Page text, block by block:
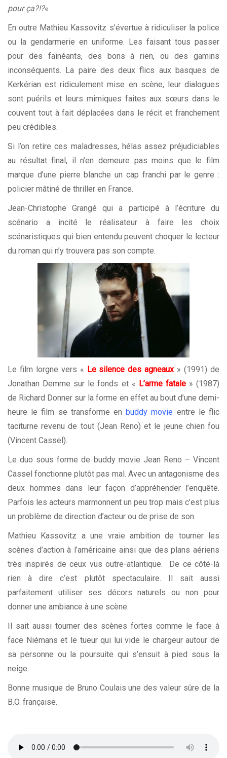
pour ça?!?«
En outre Mathieu Kassovitz s’évertue à ridiculiser la police
ou la gendarmerie en uniforme. Les faisant tous passer
pour des fainéants, des bons à rien, ou des gamins
inconséquents. La paire des deux flics aux basques de
Kerkérian est ridiculement mise en scène, leur dialogues
sont puérils et leurs mimiques faites aux sœurs dans le
couvent tout à fait déplacées dans le récit et franchement
peu crédibles.
Si l’on retire ces maladresses, hélas assez préjudiciables
au résultat final, il n’en demeure pas moins que le film
marque d’une pierre blanche un cap franchi par le genre :
policier mâtiné de thriller en France.
Jean-Christophe Grangé qui a participé à l’écriture du
scénario a incité le réalisateur à faire les choix
scénaristiques qui bien entendu peuvent choquer le lecteur
du roman qui n’y trouvera pas son compte.
Le film lorgne vers « Le silence des agneaux» (1991) de
Jonathan Demme sur le fonds et « L’arme fatale» (1987)
de Richard Donner sur la forme en effet au bout d’une demi-
heure le film se transforme en buddy movie entre le flic
taciturne revenu de tout (Jean Reno) et le jeune chien fou
(Vincent Cassel).
Le duo sous forme de buddy movie Jean Reno – Vincent
Cassel fonctionne plutôt pas mal. Avec un antagonisme des
deux hommes dans leur façon d’appréhender l’enquête.
Parfois les acteurs marmonnent un peu trop mais c’est plus
un problème de direction d’acteur ou de prise de son.
Mathieu Kassovitz a une vraie ambition de tourner les
scènes d’action à l’américaine ainsi que des plans aériens
très inspirés de ceux vus outre-atlantique. De ce côté-là
rien à dire c’est plutôt spectaculaire. Il sait aussi
parfaitement utiliser ses décors naturels ou non pour
donner une ambiance à une scène.
Il sait aussi tourner des scènes fortes comme le face à
face Niémans et le tueur qui lui vide le chargeur autour de
sa personne ou la poursuite qui s’ensuit à pied sous la
neige.
Bonne musique de Bruno Coulais une des valeur sûre de la
B.O. française.